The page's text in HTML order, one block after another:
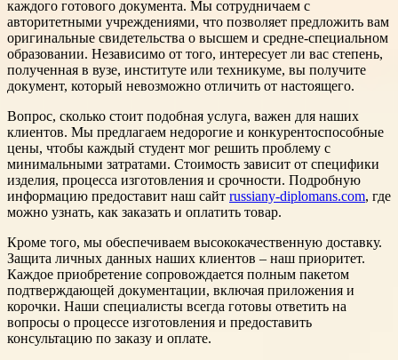
каждого готового документа. Мы сотрудничаем с
авторитетными учреждениями, что позволяет предложить вам
оригинальные свидетельства о высшем и средне-специальном
образовании. Независимо от того, интересует ли вас степень,
полученная в вузе, институте или техникуме, вы получите
документ, который невозможно отличить от настоящего.
Вопрос, сколько стоит подобная услуга, важен для наших
клиентов. Мы предлагаем недорогие и конкурентоспособные
цены, чтобы каждый студент мог решить проблему с
минимальными затратами. Стоимость зависит от специфики
изделия, процесса изготовления и срочности. Подробную
информацию предоставит наш сайт russiany-diplomans.com, где
можно узнать, как заказать и оплатить товар.
Кроме того, мы обеспечиваем высококачественную доставку.
Защита личных данных наших клиентов – наш приоритет.
Каждое приобретение сопровождается полным пакетом
подтверждающей документации, включая приложения и
корочки. Наши специалисты всегда готовы ответить на
вопросы о процессе изготовления и предоставить
консультацию по заказу и оплате.